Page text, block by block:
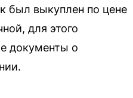
был выкуплен по цене
для этого
документы о